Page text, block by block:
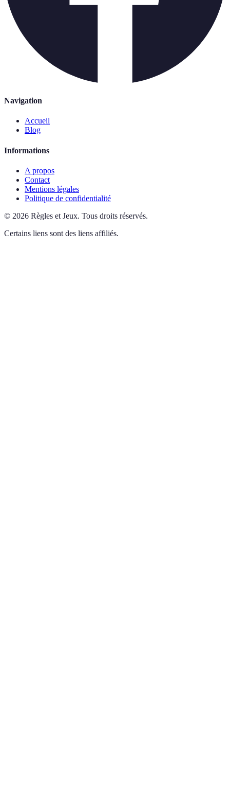
Navigation
Accueil
Blog
Informations
A propos
Contact
Mentions légales
Politique de confidentialité
© 2026 Règles et Jeux. Tous droits réservés.
Certains liens sont des liens affiliés.